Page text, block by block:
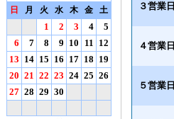
日 月 火 水 木 金 土
1 2 3 4
5
6
7 8 9 10 11 12
13 14 15 16 17 18 19
20 21 22 23 24 25 26
27 28 29 30
３営業日
４営業日
５営業日